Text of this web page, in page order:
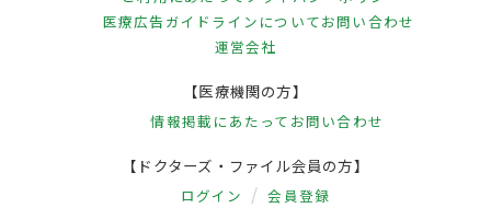
医療広告ガイドラインについてお問い合わせ
運営会社
【医療機関の方】
情報掲載にあたって お問い合わせ
【ドクターズ・ファイル会員の方】
ログイン 会員登録